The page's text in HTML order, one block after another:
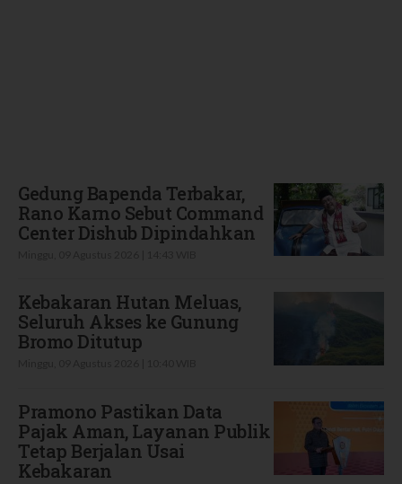
Gedung Bapenda Terbakar,
Rano Karno Sebut Command
Center Dishub Dipindahkan
Kebakaran Hutan Meluas,
Seluruh Akses ke Gunung
Bromo Ditutup
Pramono Pastikan Data
Pajak Aman, Layanan Publik
Tetap Berjalan Usai
Kebakaran